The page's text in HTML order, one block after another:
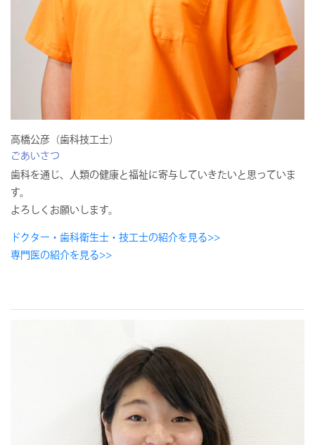
高橋公彦（歯科技工士）
ごあいさつ
歯科を通じ、人類の健康と福祉に寄与していきたいと思っていま
す。
よろしくお願いします。
ドクター・歯科衛生士・技工士の紹介を見る>>
専門医の紹介を見る>>